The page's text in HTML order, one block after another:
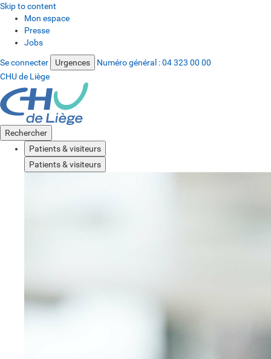
Skip to content
Mon espace
Presse
Jobs
Se connecter Urgences Numéro général :04 323 00 00
CHU de Liège
Rechercher
Patients & visiteurs
Patients & visiteurs